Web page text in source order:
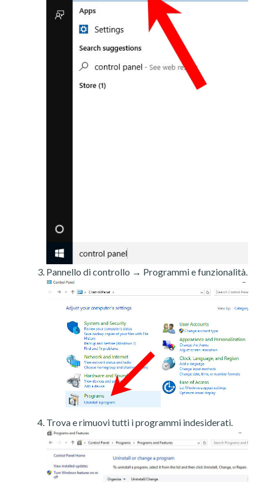
Pannello di controllo → Programmi e funzionalità.
Trova e rimuovi tutti i programmi indesiderati.